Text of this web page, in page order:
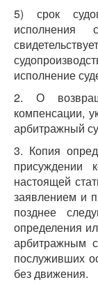
5) срок
исполнения
исполнение
2. О
компенсации,
арбитражный
3. Копия
присуждении
настоящей
заявлением и
позднее
определения
арбитражным
послуживших
без движения.